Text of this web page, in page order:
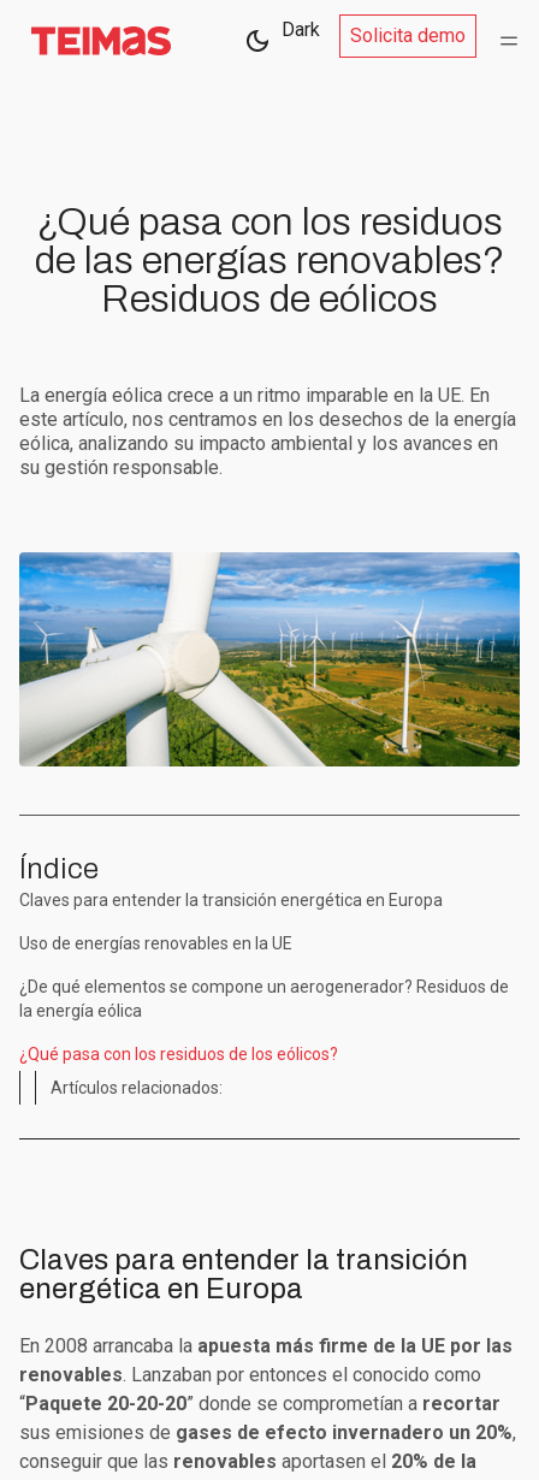
Solicita demo
Dark
¿Qué pasa con los residuos
de las energías renovables?
Residuos de eólicos
La energía eólica crece a un ritmo imparable en la UE. En
este artículo, nos centramos en los desechos de la energía
eólica, analizando su impacto ambiental y los avances en
su gestión responsable.
Índice
Claves para entender la transición energética en Europa
Uso de energías renovables en la UE
¿De qué elementos se compone un aerogenerador? Residuos de
la energía eólica
¿Qué pasa con los residuos de los eólicos?
Artículos relacionados:
Claves para entender la transición
energética en Europa
En 2008 arrancaba la apuesta más firme de la UE por las
renovables. Lanzaban por entonces el conocido como
“Paquete 20-20-20” donde se comprometían a recortar
sus emisiones de gases de efecto invernadero un 20%,
conseguir que las renovables aportasen el 20% de la